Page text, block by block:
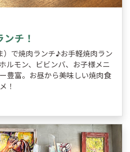
チ！
）で焼肉ランチ♪お手軽焼肉ラン
ルモン、ビビンバ、お子様メニ
豊富。お昼から美味しい焼肉食
！